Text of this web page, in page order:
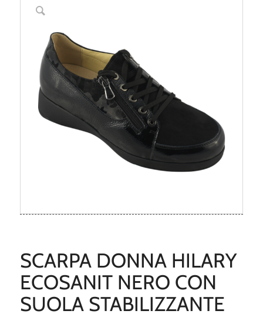
SCARPA DONNA HILARY
ECOSANIT NERO CON
SUOLA STABILIZZANTE